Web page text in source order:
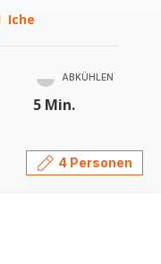
Iche
ABKÜHLEN
5 Min.
4 Personen